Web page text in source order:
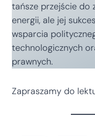
tańsze przejście do
energii, ale jej
wsparcia
technologicznych
prawnych.
Zapraszamy do